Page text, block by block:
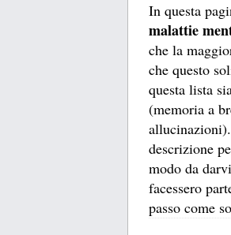
In questa
malattie
che la
che questo
questa lista
(memoria a
descrizione
modo da
facessero
passo come